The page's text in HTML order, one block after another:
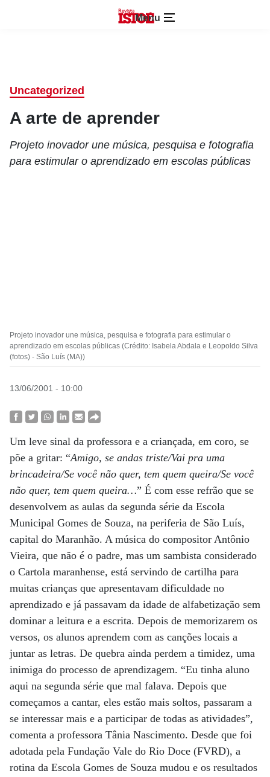
Menu
Uncategorized
A arte de aprender
Projeto inovador une música, pesquisa e fotografia
para estimular o aprendizado em escolas públicas
Projeto inovador une música, pesquisa e fotografia para estimular o
aprendizado em escolas públicas (Crédito: Isabela Abdala e Leopoldo Silva
(fotos) - São Luís (MA))
13/06/2001 - 10:00
Um leve sinal da professora e a criançada, em coro, se
põe a gritar: “Amigo, se andas triste/Vai pra uma
brincadeira/Se você não quer, tem quem queira/Se você
não quer, tem quem queira…” É com esse refrão que se
desenvolvem as aulas da segunda série da Escola
Municipal Gomes de Souza, na periferia de São Luís,
capital do Maranhão. A música do compositor Antônio
Vieira, que não é o padre, mas um sambista considerado
o Cartola maranhense, está servindo de cartilha para
muitas crianças que apresentavam dificuldade no
aprendizado e já passavam da idade de alfabetização sem
dominar a leitura e a escrita. Depois de memorizarem os
versos, os alunos aprendem com as canções locais a
juntar as letras. De quebra ainda perdem a timidez, uma
inimiga do processo de aprendizagem. “Eu tinha aluno
aqui na segunda série que mal falava. Depois que
começamos a cantar, eles estão mais soltos, passaram a
se interessar mais e a participar de todas as atividades”,
comenta a professora Tânia Nascimento. Desde que foi
adotada pela Fundação Vale do Rio Doce (FVRD), a
rotina da Escola Gomes de Souza mudou e os resultados